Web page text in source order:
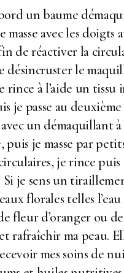
un baume
avec les doigts
de réactiver la
désincruster le
rince à l’aide un tissu
je passe au deuxième
un démaquillant
puis je masse par
je rince puis
Si je sens un
florales telles
fleur d’oranger ou
rafraîchir ma peau.
mes soins de